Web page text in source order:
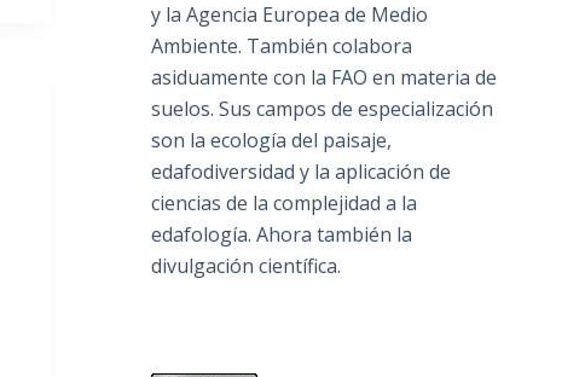
y la Agencia Europea de Medio
Ambiente. También colabora
asiduamente con la FAO en materia de
suelos. Sus campos de especialización
son la ecología del paisaje,
edafodiversidad y la aplicación de
ciencias de la complejidad a la
edafología. Ahora también la
divulgación científica.